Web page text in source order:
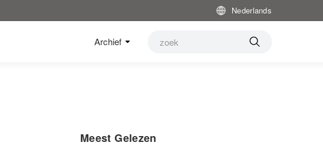
Nederlands
Archief
Meest Gelezen